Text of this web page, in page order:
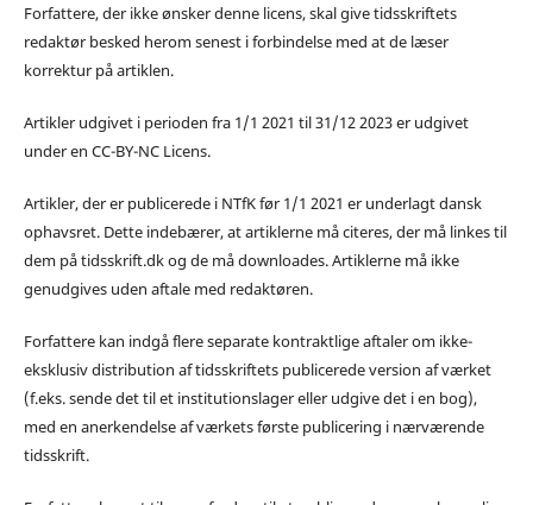
Forfattere, der ikke ønsker denne licens, skal give tidsskriftets
redaktør besked herom senest i forbindelse med at de læser
korrektur på artiklen.
Artikler udgivet i perioden fra 1/1 2021 til 31/12 2023 er udgivet
under en CC-BY-NC Licens.
Artikler, der er publicerede i NTfK før 1/1 2021 er underlagt dansk
ophavsret. Dette indebærer, at artiklerne må citeres, der må linkes til
dem på tidsskrift.dk og de må downloades. Artiklerne må ikke
genudgives uden aftale med redaktøren.
Forfattere kan indgå flere separate kontraktlige aftaler om ikke-
eksklusiv distribution af tidsskriftets publicerede version af værket
(f.eks. sende det til et institutionslager eller udgive det i en bog),
med en anerkendelse af værkets første publicering i nærværende
tidsskrift.